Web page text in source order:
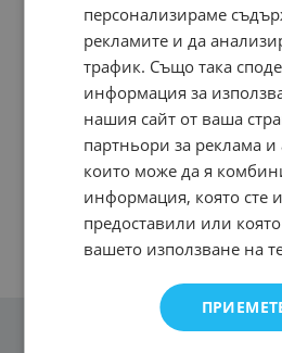
персонализираме
рекламите и да
трафик. Също така
информация за
нашия сайт от ваша
партньори за реклама и
които може да я
информация, която сте
предоставили или
вашето използване на